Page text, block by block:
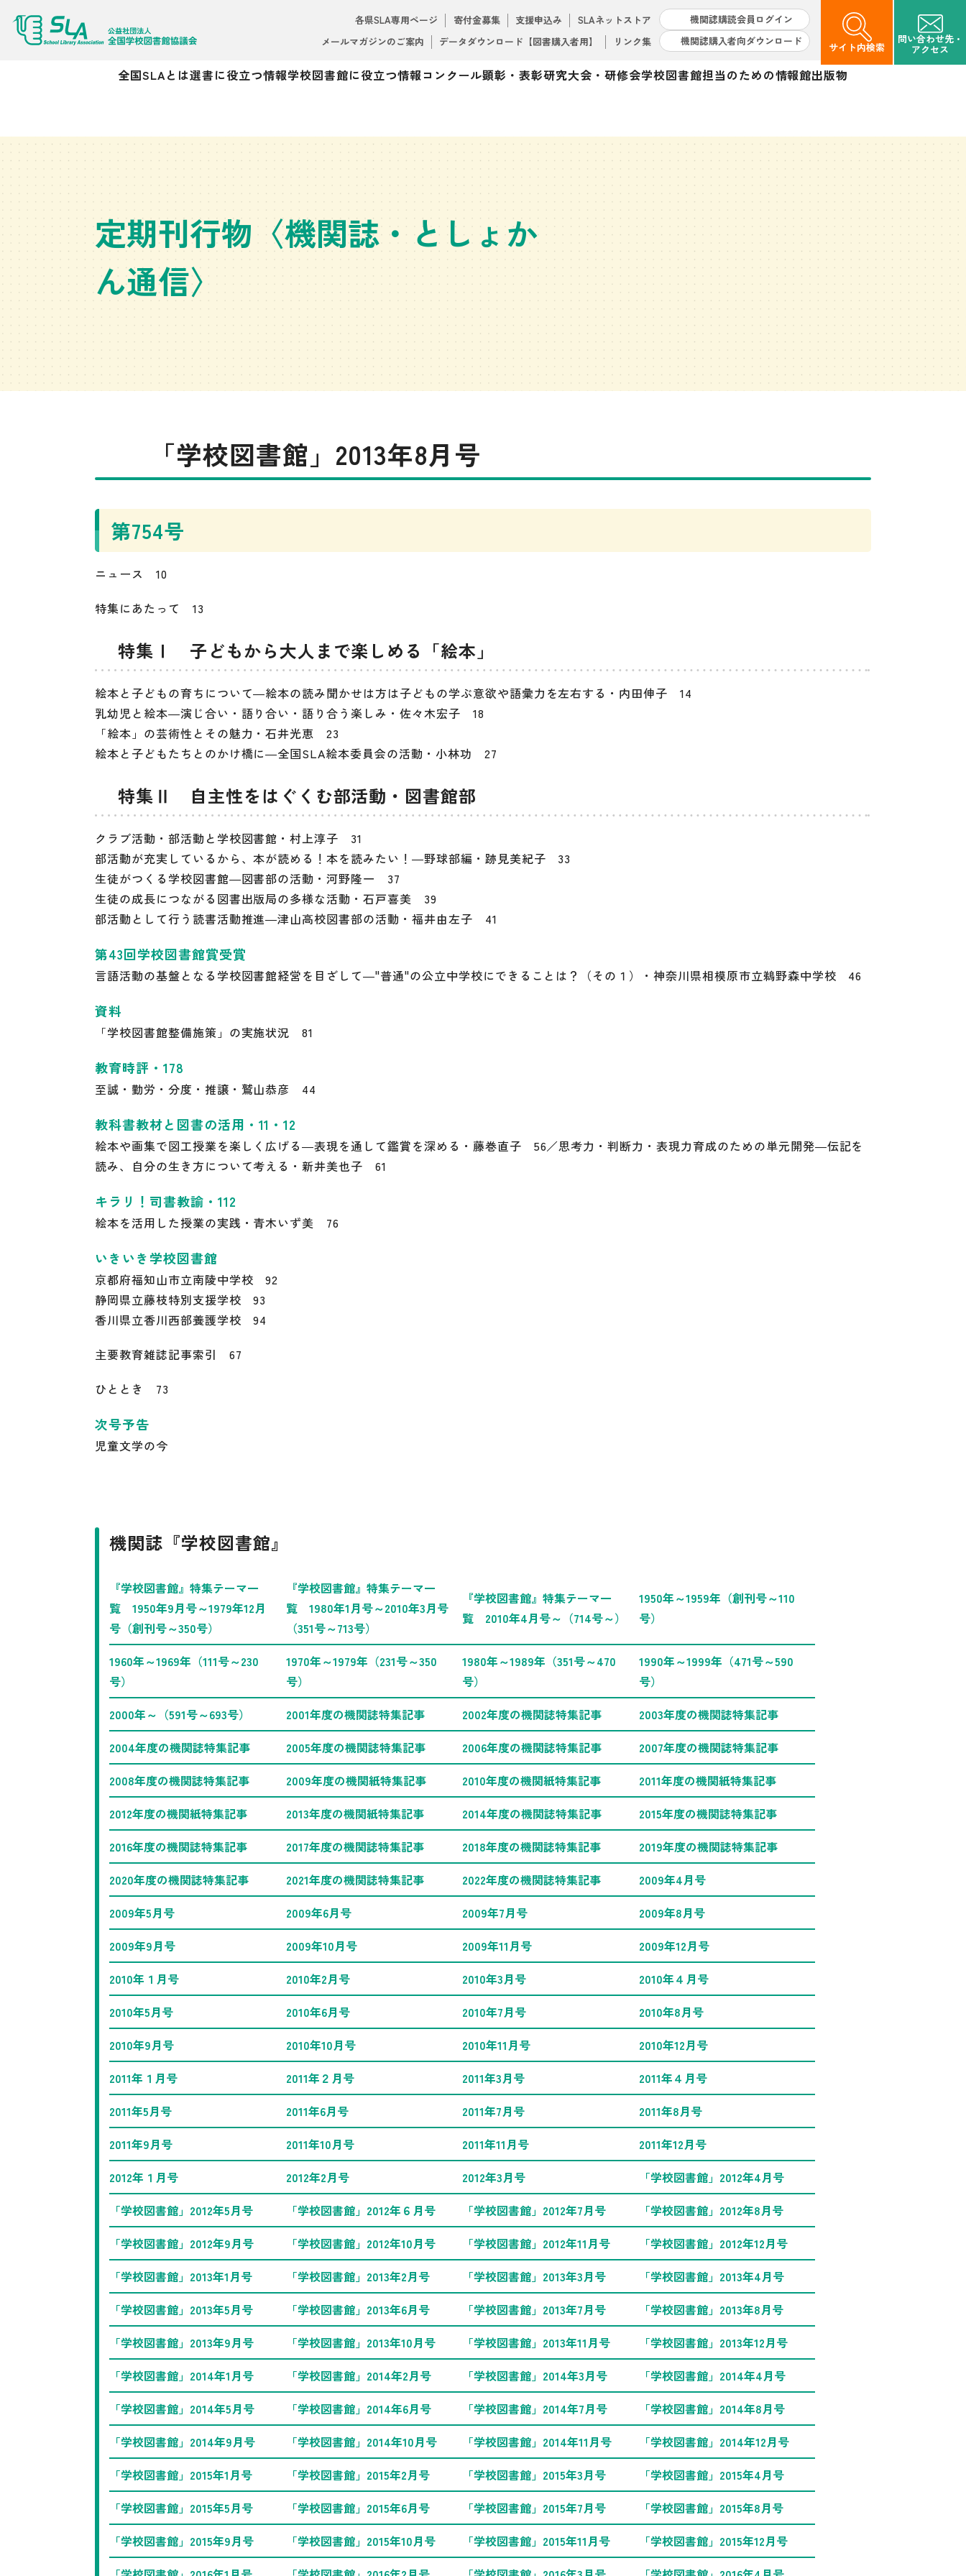
各県SLA専用ページ 寄付金募集 支援申込み SLAネットストア
機関誌購読会員ログイン
メールマガジンのご案内
データダウンロード【図書購入者用】 リンク集 機関誌購入者向ダウンロード サイト内検索
問い合わせ先・
アクセス
全国SLAとは選書に役立つ情報学校図書館に役立つ情報コンクール顕彰・表彰研究大会・研修会学校図書館担当のための情報館出版物
定期刊行物〈機関誌・としょか
ん通信〉
「学校図書館」2013年8月号
第754号
ニュース 10
特集にあたって 13
特集Ⅰ 子どもから大人まで楽しめる「絵本」
絵本と子どもの育ちについて―絵本の読み聞かせは方は子どもの学ぶ意欲や語彙力を左右する・内田伸子 14
乳幼児と絵本―演じ合い・語り合い・語り合う楽しみ・佐々木宏子 18
「絵本」の芸術性とその魅力・石井光恵 23
絵本と子どもたちとのかけ橋に―全国SLA絵本委員会の活動・小林功 27
特集Ⅱ 自主性をはぐくむ部活動・図書館部
クラブ活動・部活動と学校図書館・村上淳子 31
部活動が充実しているから、本が読める！本を読みたい！―野球部編・跡見美紀子 33
生徒がつくる学校図書館―図書部の活動・河野隆一 37
生徒の成長につながる図書出版局の多様な活動・石戸喜美 39
部活動として行う読書活動推進―津山高校図書部の活動・福井由左子 41
第43回学校図書館賞受賞
言語活動の基盤となる学校図書館経営を目ざして―"普通"の公立中学校にできることは？（その１）・神奈川県相模原市立鵜野森中学校 46
資料
「学校図書館整備施策」の実施状況 81
教育時評・178
至誠・勤労・分度・推譲・鷲山恭彦 44
教科書教材と図書の活用・11・12
絵本や画集で図工授業を楽しく広げる―表現を通して鑑賞を深める・藤巻直子 56／思考力・判断力・表現力育成のための単元開発―伝記を
読み、自分の生き方について考える・新井美也子 61
キラリ！司書教諭・112
絵本を活用した授業の実践・青木いず美 76
いきいき学校図書館
京都府福知山市立南陵中学校 92
静岡県立藤枝特別支援学校 93
香川県立香川西部養護学校 94
主要教育雑誌記事索引 67
ひととき 73
次号予告
児童文学の今
機関誌『学校図書館』
『学校図書館』特集テーマ一
覧 1950年9月号～1979年12月
号（創刊号～350号）
『学校図書館』特集テーマ一
覧 1980年1月号～2010年3月号
（351号～713号）
『学校図書館』特集テーマ一
覧 2010年4月号～（714号～）
1950年～1959年（創刊号～110
号）
1960年～1969年（111号～230
号）
1970年～1979年（231号～350
号）
1980年～1989年（351号～470
号）
1990年～1999年（471号～590
号）
2000年～（591号～693号）
2001年度の機関誌特集記事 2002年度の機関誌特集記事
2003年度の機関誌特集記事
2004年度の機関誌特集記事
2005年度の機関誌特集記事 2006年度の機関誌特集記事
2007年度の機関誌特集記事
2008年度の機関誌特集記事
2009年度の機関紙特集記事 2010年度の機関紙特集記事
2011年度の機関紙特集記事
2012年度の機関紙特集記事
2013年度の機関紙特集記事 2014年度の機関誌特集記事
2015年度の機関誌特集記事
2016年度の機関誌特集記事
2017年度の機関誌特集記事 2018年度の機関誌特集記事
2019年度の機関誌特集記事
2020年度の機関誌特集記事
2021年度の機関誌特集記事 2022年度の機関誌特集記事
2009年4月号
2009年5月号
2009年6月号 2009年7月号
2009年8月号
2009年9月号
2009年10月号 2009年11月号
2009年12月号
2010年１月号
2010年2月号 2010年3月号
2010年４月号
2010年5月号
2010年6月号 2010年7月号
2010年8月号
2010年9月号
2010年10月号 2010年11月号
2010年12月号
2011年１月号
2011年２月号 2011年3月号
2011年４月号
2011年5月号
2011年6月号 2011年7月号
2011年8月号
2011年9月号
2011年10月号 2011年11月号
2011年12月号
2012年１月号
2012年2月号 2012年3月号
「学校図書館」2012年4月号
「学校図書館」2012年5月号
「学校図書館」2012年６月号 「学校図書館」2012年7月号
「学校図書館」2012年8月号
「学校図書館」2012年9月号
「学校図書館」2012年10月号 「学校図書館」2012年11月号
「学校図書館」2012年12月号
「学校図書館」2013年1月号
「学校図書館」2013年2月号 「学校図書館」2013年3月号
「学校図書館」2013年4月号
「学校図書館」2013年5月号
「学校図書館」2013年6月号 「学校図書館」2013年7月号
「学校図書館」2013年8月号
「学校図書館」2013年9月号
「学校図書館」2013年10月号 「学校図書館」2013年11月号
「学校図書館」2013年12月号
「学校図書館」2014年1月号
「学校図書館」2014年2月号 「学校図書館」2014年3月号
「学校図書館」2014年4月号
「学校図書館」2014年5月号
「学校図書館」2014年6月号 「学校図書館」2014年7月号
「学校図書館」2014年8月号
「学校図書館」2014年9月号
「学校図書館」2014年10月号 「学校図書館」2014年11月号
「学校図書館」2014年12月号
「学校図書館」2015年1月号
「学校図書館」2015年2月号 「学校図書館」2015年3月号
「学校図書館」2015年4月号
「学校図書館」2015年5月号
「学校図書館」2015年6月号 「学校図書館」2015年7月号
「学校図書館」2015年8月号
「学校図書館」2015年9月号
「学校図書館」2015年10月号 「学校図書館」2015年11月号
「学校図書館」2015年12月号